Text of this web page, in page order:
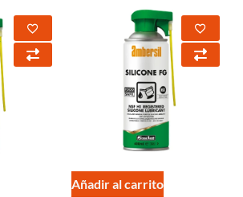
Añadir al carrito